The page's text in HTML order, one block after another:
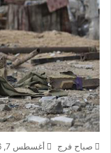
صباح فرج أغسطس 7, 2026